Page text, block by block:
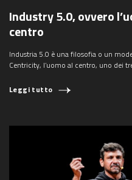
Industry 5.0, ovvero
centro
Industria 5.0 è una filosofia o un
Centricity, l’uomo al centro, uno dei
Leggi tutto